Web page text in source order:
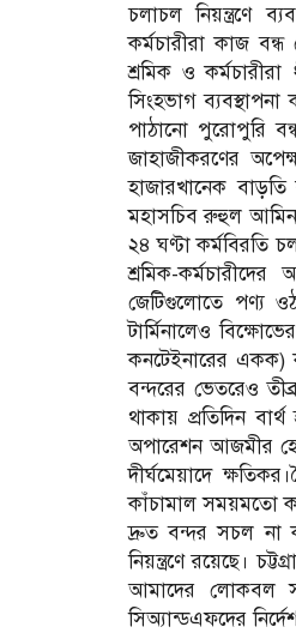
চলাচল নিয়ন্ত্রণে
কর্মচারীরা কাজ
শ্রমিক ও
সিংহভাগ
পাঠানো পুরোপুরি
জাহাজীকরণের
হাজারখানেক
মহাসচিব রুহুল আমিন
২৪ ঘণ্টা কর্মবিরতি
শ্রমিক-
জেটিগুলোতে পণ্য
টার্মিনালেও
কনটেইনারের একক)
বন্দরের ভেতরেও
থাকায় প্রতিদিন
অপারেশন আজমীর
দীর্ঘমেয়াদে
কাঁচামাল সময়মতো
দ্রুত বন্দর সচল না
নিয়ন্ত্রণে রয়েছে।
আমাদের লোকবল
সিঅ্যান্ডএফদের